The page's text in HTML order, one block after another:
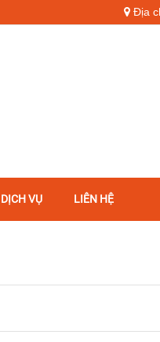
Địa
DỊCH VỤ LIÊN HỆ